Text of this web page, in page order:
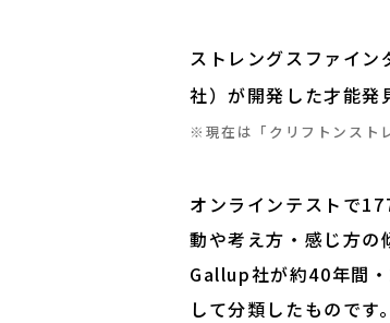
ストレングスファイン
※現在は「クリフトンスト
オンラインテストで
動や考え方・感じ方の
Gallup社が約40年間
して分類したものです。